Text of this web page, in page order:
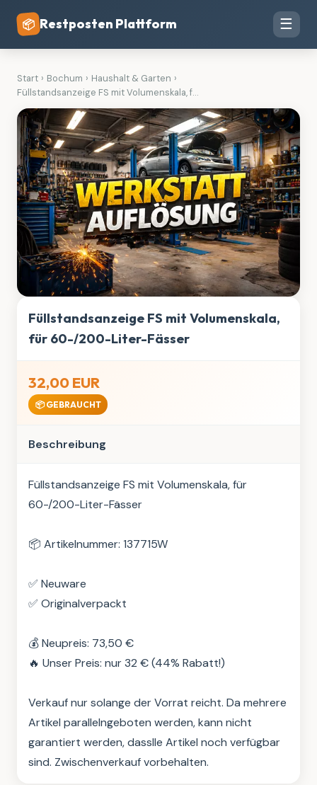
📦 Restposten Plattform ☰
Start › Bochum › Haushalt & Garten ›
Füllstandsanzeige FS mit Volumenskala, f...
Füllstandsanzeige FS mit Volumenskala,
für 60-/200-Liter-Fässer
32,00 EUR
📦 GEBRAUCHT
Beschreibung
Füllstandsanzeige FS mit Volumenskala, für
60-/200-Liter-Fässer
📦 Artikelnummer: 137715W
✅ Neuware
✅ Originalverpackt
💰 Neupreis: 73,50 €
🔥 Unser Preis: nur 32 € (44% Rabatt!)
Verkauf nur solange der Vorrat reicht. Da mehrere
Artikel parallelngeboten werden, kann nicht
garantiert werden, dasslle Artikel noch verfügbar
sind. Zwischenverkauf vorbehalten.